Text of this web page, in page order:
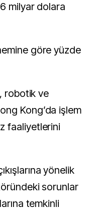
milyar dolara
göre yüzde
robotik ve
Kong’da işlem
faaliyetlerini
yönelik
sorunlar
temkinli